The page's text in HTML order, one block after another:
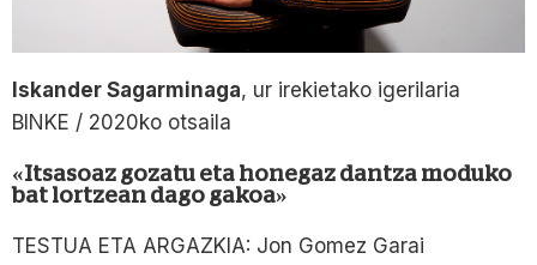
Iskander Sagarminaga, ur irekietako igerilaria
BINKE / 2020ko otsaila
«Itsasoaz gozatu eta honegaz dantza moduko
bat lortzean dago gakoa»
TESTUA ETA ARGAZKIA: Jon Gomez Garai